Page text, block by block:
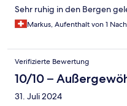
Sehr ruhig in den Bergen
Markus, Aufenthalt von 1
Verifizierte Bewertung
10/10 –
31. Juli 2024